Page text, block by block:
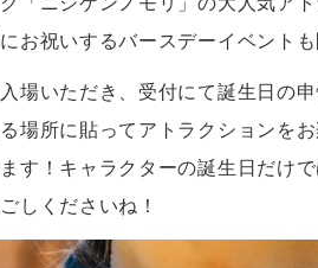
お祝いするバースデーイベントも
場いただき、受付にて誕生日の
場所に貼ってアトラクションを
す！キャラクターの誕生日だけ
しくださいね！